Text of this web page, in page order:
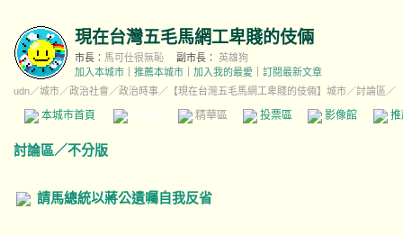
現在台灣五毛馬網工卑賤的伎倆
市長： 馬可仕很無恥 副市長： 英雄狗
加入本城市
推薦本城市 加入我的最愛
訂閱最新文章
udn／城市／政治社會 ／政治時事／ 【現在台灣五毛馬網工卑賤的伎倆】城市／討論區／
本城市首頁 精華區 投票區 影像館
討論區／不分版
請馬總統以蔣公遺囑自我反省